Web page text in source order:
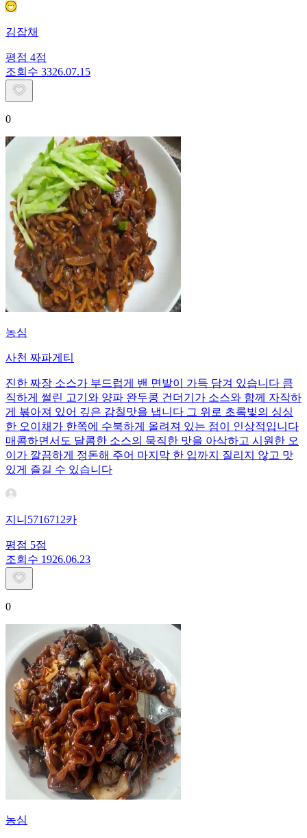
김잡채
평점 4점
조회수 3326.07.15
0
농심
사천 짜파게티
진한 짜장 소스가 부드럽게 밴 면발이 가득 담겨 있습니다 큼
직하게 썰린 고기와 양파 완두콩 건더기가 소스와 함께 자작하
게 볶아져 있어 깊은 감칠맛을 냅니다 그 위로 초록빛의 싱싱
한 오이채가 한쪽에 수북하게 올려져 있는 점이 인상적입니다
매콤하면서도 달콤한 소스의 묵직한 맛을 아삭하고 시원한 오
이가 깔끔하게 정돈해 주어 마지막 한 입까지 질리지 않고 맛
있게 즐길 수 있습니다
지니5716712카
평점 5점
조회수 1926.06.23
0
농심